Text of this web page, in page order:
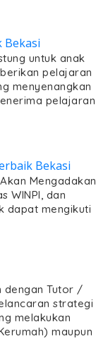
untuk anak
pelajaran
menyenangkan
pelajaran
Mengadakan
WINPI, dan
dapat mengikuti
dengan Tutor /
strategi
melakukan
maupun